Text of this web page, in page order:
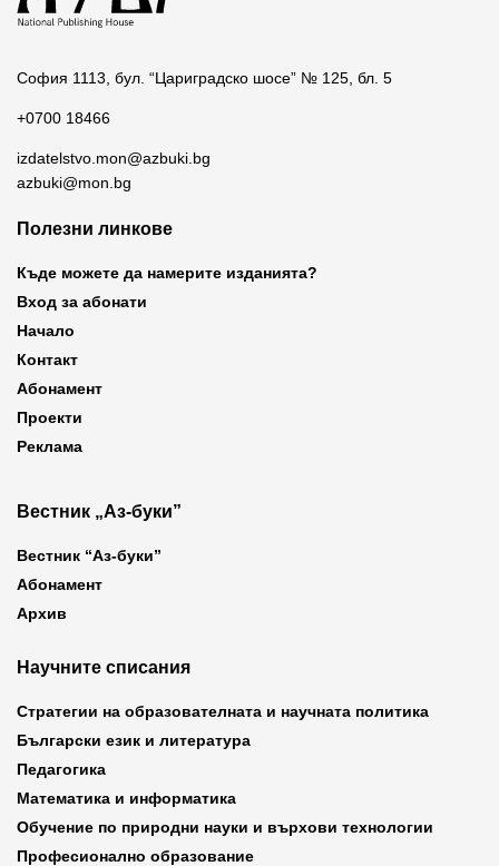
София 1113, бул. “Цариградско шосе” № 125, бл. 5
+0700 18466
izdatelstvo.mon@azbuki.bg
azbuki@mon.bg
Полезни линкове
Къде можете да намерите изданията?
Вход за абонати
Начало
Контакт
Абонамент
Проекти
Реклама
Вестник „Аз-буки”
Вестник “Аз-буки”
Абонамент
Архив
Научните списания
Стратегии на образователната и научната политика
Български език и литература
Педагогика
Математика и информатика
Обучение по природни науки и върхови технологии
Професионално образование